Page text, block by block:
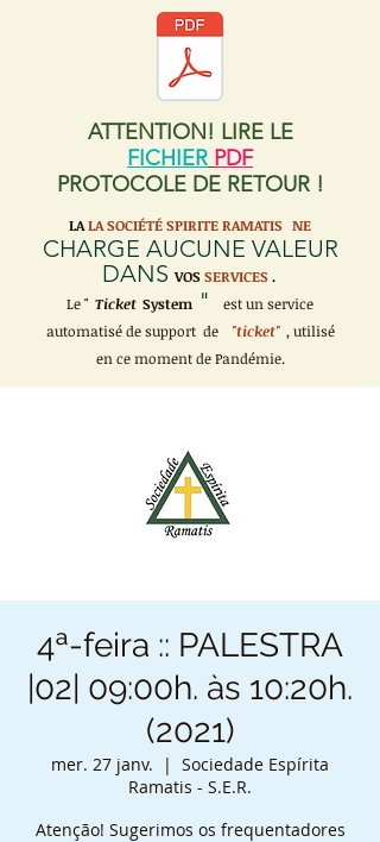
ATTENTION! LIRE LE
FICHIER PDF
PROTOCOLE DE RETOUR !
LALA SOCIÉTÉ SPIRITE RAMATIS NE
CHARGE AUCUNE VALEUR
DANS VOS SERVICES.
Le " Ticket System "
est un service
automatisé de support de
"ticket" , utilisé
en ce moment de Pandémie.
4ª-feira :: PALESTRA
|02| 09:00h. às 10:20h.
(2021)
mer. 27 janv.
  |
Sociedade Espírita
Ramatis - S.E.R.
Atenção! Sugerimos os frequentadores